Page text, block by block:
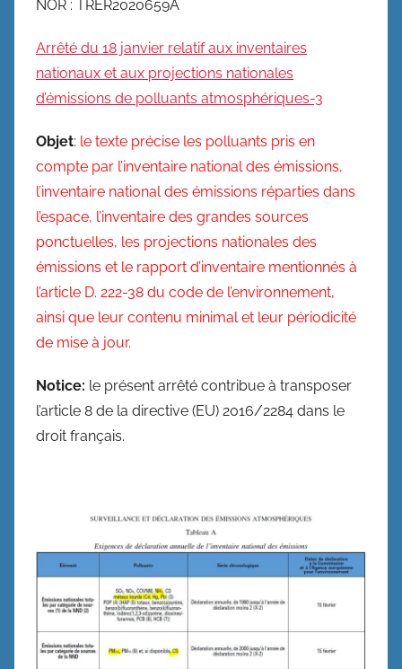
NOR : TRER2020659A
Arrêté du 18 janvier relatif aux inventaires
nationaux et aux projections nationales
d’émissions de polluants atmosphériques-3
Objet: le texte précise les polluants pris en
compte par l’inventaire national des émissions,
l’inventaire national des émissions réparties dans
l’espace, l’inventaire des grandes sources
ponctuelles, les projections nationales des
émissions et le rapport d’inventaire mentionnés à
l’article D. 222-38 du code de l’environnement,
ainsi que leur contenu minimal et leur périodicité
de mise à jour.
Notice: le présent arrêté contribue à transposer
l’article 8 de la directive (EU) 2016/2284 dans le
droit français.